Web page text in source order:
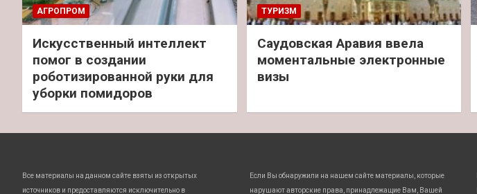
АГРОПРОМ
Искусственный интеллект
помог в создании
роботизированной руки для
уборки помидоров
ТУРИЗМ
Саудовская Аравия ввела
моментальные электронные
визы
Все материалы на данном сайте взяты из открытых
источников и предоставляются исключительно в
Если Вы обнаружили на нашем сайте материалы, которые
нарушают авторские права, принадлежащие Вам, Вашей